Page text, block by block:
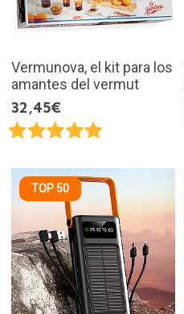
Vermunova, el kit para los
amantes del vermut
32,45€
TOP 50